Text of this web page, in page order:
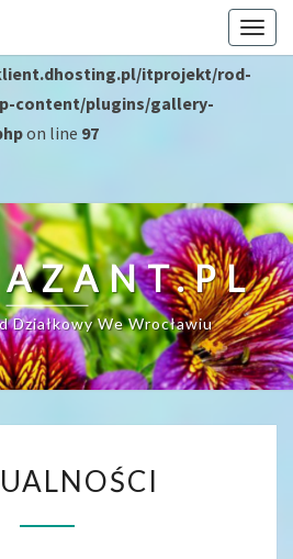
Gallery_Img::__wakeup() must have
itprojekt/rod-
content/plugins/gallery-
on line 97
Działkowy We Wrocławiu